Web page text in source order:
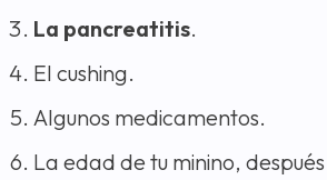
La pancreatitis.
El cushing.
Algunos medicamentos.
La edad de tu minino,